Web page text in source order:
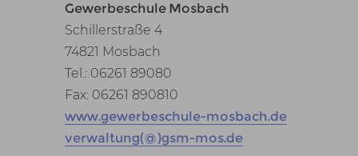
Gewerbeschule Mosbach
Schillerstraße 4
74821 Mosbach
Tel.: 06261 89080
Fax: 06261 890810
www.gewerbeschule-mosbach.de
verwaltung(@)gsm-mos.de